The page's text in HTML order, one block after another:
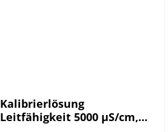
Kalibrierlösung
Leitfähigkeit 5000 µS/cm,